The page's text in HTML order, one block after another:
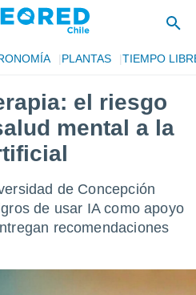
PLANTAS TIEMPO
el riesgo
mental a la
de Concepción
de usar IA como apoyo
recomendaciones